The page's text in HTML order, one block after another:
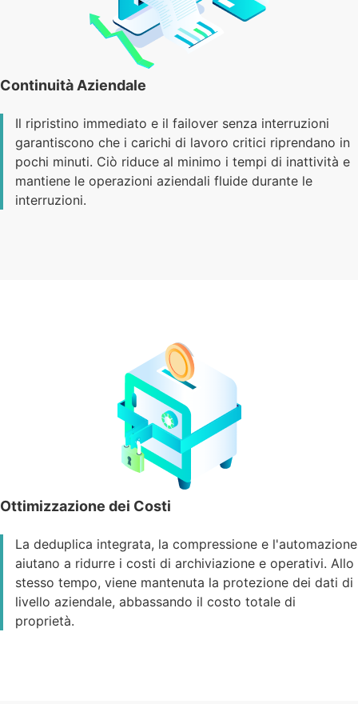
Continuità Aziendale
Il ripristino immediato e il failover senza interruzioni
garantiscono che i carichi di lavoro critici riprendano in
pochi minuti. Ciò riduce al minimo i tempi di inattività e
mantiene le operazioni aziendali fluide durante le
interruzioni.
Ottimizzazione dei Costi
La deduplica integrata, la compressione e l'automazione
aiutano a ridurre i costi di archiviazione e operativi. Allo
stesso tempo, viene mantenuta la protezione dei dati di
livello aziendale, abbassando il costo totale di
proprietà.